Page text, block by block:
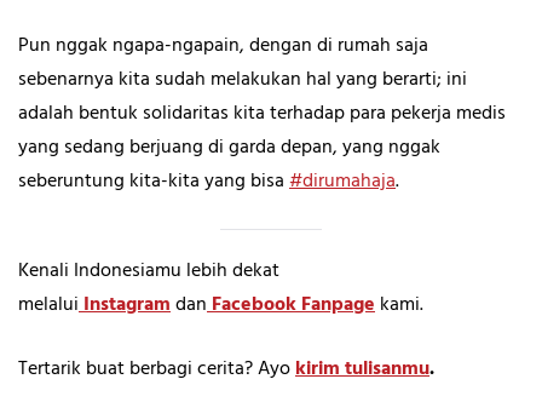
Pun nggak ngapa-ngapain, dengan di rumah saja
sebenarnya kita sudah melakukan hal yang berarti; ini
adalah bentuk solidaritas kita terhadap para pekerja medis
yang sedang berjuang di garda depan, yang nggak
seberuntung kita-kita yang bisa#dirumahaja.
Kenali Indonesiamu lebih dekat
melaluiInstagramdanFacebook Fanpagekami.
Tertarik buat berbagi cerita? Ayokirim tulisanmu.